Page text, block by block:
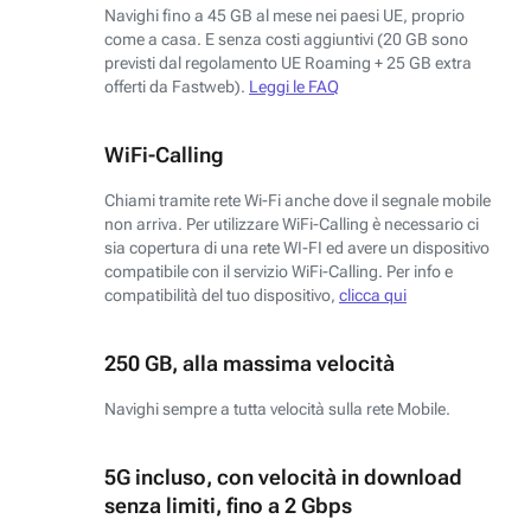
Navighi fino a 45 GB al mese nei paesi UE, proprio
come a casa. E senza costi aggiuntivi (20 GB sono
previsti dal regolamento UE Roaming + 25 GB extra
offerti da Fastweb). Leggi le FAQ
WiFi-Calling
Chiami tramite rete Wi-Fi anche dove il segnale mobile
non arriva. Per utilizzare WiFi-Calling è necessario ci
sia copertura di una rete WI-FI ed avere un dispositivo
compatibile con il servizio WiFi-Calling. Per info e
compatibilità del tuo dispositivo, clicca qui
250 GB, alla massima velocità
Navighi sempre a tutta velocità sulla rete Mobile.
5G incluso, con velocità in download
senza limiti, fino a 2 Gbps